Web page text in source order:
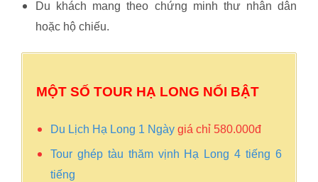
Du khách mang theo chứng minh thư nhân dân
hoặc hộ chiếu.
MỘT SỐ TOUR HẠ LONG NỔI BẬT
Du Lịch Hạ Long 1 Ngày giá chỉ 580.000đ
Tour ghép tàu thăm vịnh Hạ Long 4 tiếng 6
tiếng